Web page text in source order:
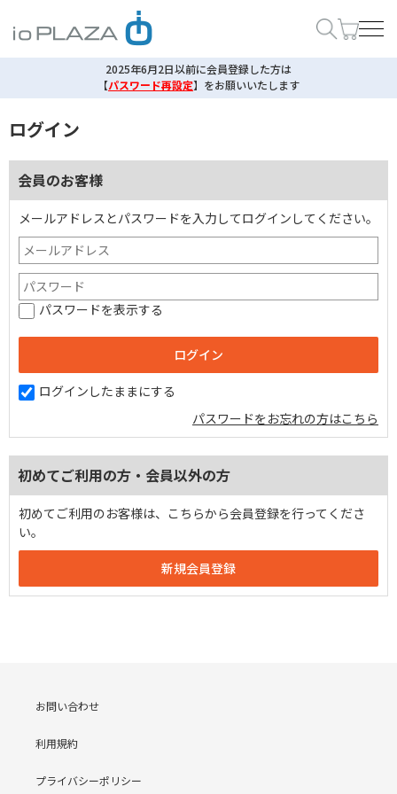
2025年6月2日以前に会員登録した方は
【パスワード再設定】 をお願いいたします
ログイン
会員のお客様
メールアドレスとパスワードを入力してログインしてください。
パスワードを表示する
ログインしたままにする
パスワードをお忘れの方はこちら
初めてご利用の方・会員以外の方
初めてご利用のお客様は、こちらから会員登録を行ってくださ
い。
お問い合わせ
利用規約
プライバシーポリシー